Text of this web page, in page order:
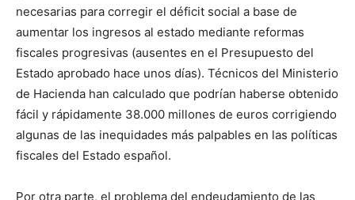
necesarias para corregir el déficit social a base de
aumentar los ingresos al estado mediante reformas
fiscales progresivas (ausentes en el Presupuesto del
Estado aprobado hace unos días). Técnicos del Ministerio
de Hacienda han calculado que podrían haberse obtenido
fácil y rápidamente 38.000 millones de euros corrigiendo
algunas de las inequidades más palpables en las políticas
fiscales del Estado español.
Por otra parte, el problema del endeudamiento de las